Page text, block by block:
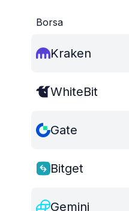
Borsa
Kraken
WhiteBit
Gate
Bitget
Gemini